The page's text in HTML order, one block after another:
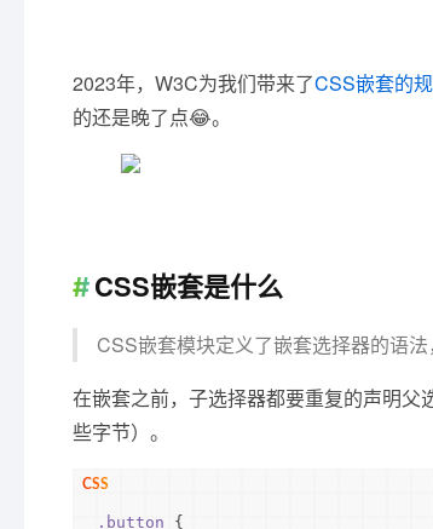
2023年，W3C为我们带来了CSS嵌套的
的还是晚了点😂。
CSS嵌套是什么
CSS嵌套模块定义了嵌套选择器的语
在嵌套之前，子选择器都要重复的声明
些字节）。
.button {